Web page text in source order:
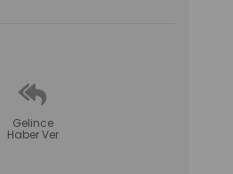
Gelince
Haber Ver